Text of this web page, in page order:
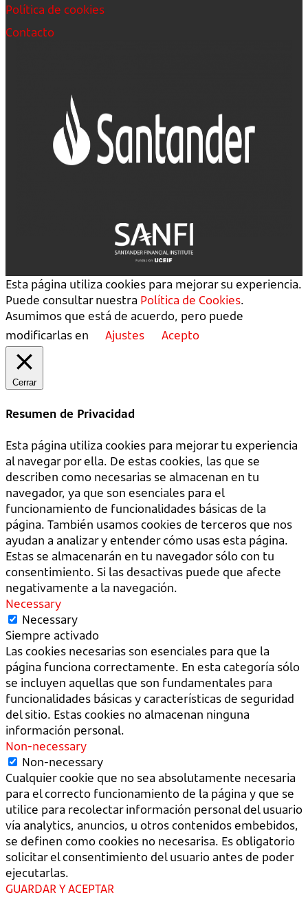
Política de cookies
Contacto
Esta página utiliza cookies para mejorar su experiencia.
Puede consultar nuestra Política de Cookies.
Asumimos que está de acuerdo, pero puede
modificarlas en
Ajustes Acepto
Cerrar
Resumen de Privacidad
Esta página utiliza cookies para mejorar tu experiencia
al navegar por ella. De estas cookies, las que se
describen como necesarias se almacenan en tu
navegador, ya que son esenciales para el
funcionamiento de funcionalidades básicas de la
página. También usamos cookies de terceros que nos
ayudan a analizar y entender cómo usas esta página.
Estas se almacenarán en tu navegador sólo con tu
consentimiento. Si las desactivas puede que afecte
negativamente a la navegación.
Necessary
Necessary
Siempre activado
Las cookies necesarias son esenciales para que la
página funciona correctamente. En esta categoría sólo
se incluyen aquellas que son fundamentales para
funcionalidades básicas y características de seguridad
del sitio. Estas cookies no almacenan ninguna
información personal.
Non-necessary
Non-necessary
Cualquier cookie que no sea absolutamente necesaria
para el correcto funcionamiento de la página y que se
utilice para recolectar información personal del usuario
vía analytics, anuncios, u otros contenidos embebidos,
se definen como cookies no necesarisa. Es obligatorio
solicitar el consentimiento del usuario antes de poder
ejecutarlas.
GUARDAR Y ACEPTAR